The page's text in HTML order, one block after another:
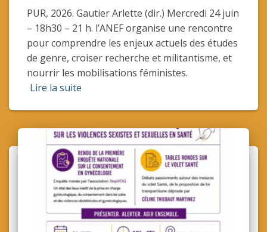
PUR, 2026. Gautier Arlette (dir.) Mercredi 24 juin
– 18h30 – 21 h. l’ANEF organise une rencontre
pour comprendre les enjeux actuels des études
de genre, croiser recherche et militantisme, et
nourrir les mobilisations féministes.
Lire la suite